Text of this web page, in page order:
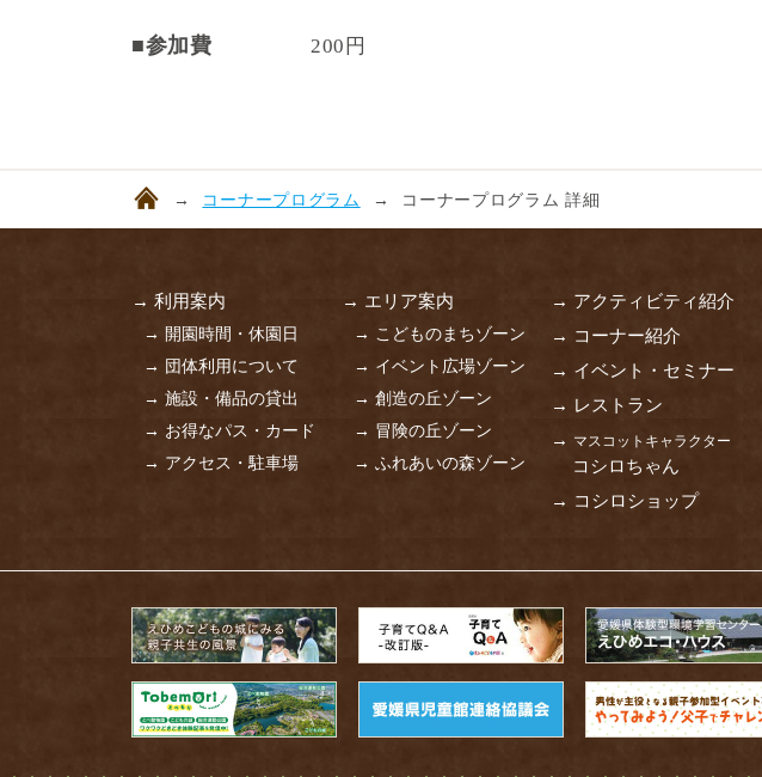
■参加費 200円
コーナープログラム コーナープログラム 詳細
→ 利用案内
→ 開園時間・休園日
→ 団体利用について
→ 施設・備品の貸出
→ お得なパス・カード
→ アクセス・駐車場
→ エリア案内
→ こどものまちゾーン
→ イベント広場ゾーン
→ 創造の丘ゾーン
→ 冒険の丘ゾーン
→ ふれあいの森ゾーン
→ アクティビティ紹介
→ コーナー紹介
→ イベント・セミナー
→ レストラン
→ マスコットキャラクター
コシロちゃん
→ コシロショップ